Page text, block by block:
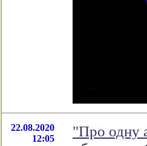
22.08.2020
12:05
"Про одну